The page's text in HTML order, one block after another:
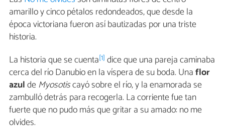
amarillo y cinco pétalos redondeados, que desde la
época victoriana fueron así bautizadas por una triste
historia.
La historia que se cuenta[1] dice que una pareja caminaba
cerca del río Danubio en la víspera de su boda. Unaflor
azuldeMyosotiscayó sobre el río, y la enamorada se
zambulló detrás para recogerla. La corriente fue tan
fuerte que no pudo más que gritar a su amado: no me
olvides.